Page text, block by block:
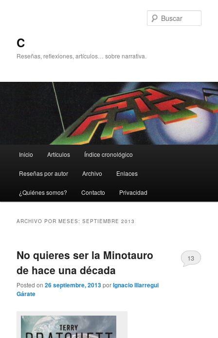
C
Reseñas, reflexiones, artículos… sobre narrativa.
principal
Inicio Artículos Índice cronológico
Reseñas por autor Archivo Enlaces
¿Quiénes somos? Contacto Privacidad
ARCHIVO POR MESES:SEPTIEMBRE 2013
No quieres ser la Minotauro
de hace una década
Posted on26 septiembre, 2013porIgnacio Illarregui
Gárate
13